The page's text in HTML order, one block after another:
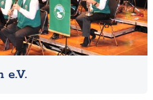
e.V.